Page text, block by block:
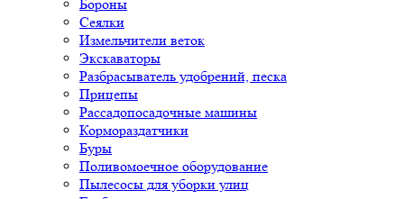
Бороны
Сеялки
Измельчители веток
Экскаваторы
Разбрасыватель удобрений, песка
Прицепы
Рассадопосадочные машины
Кормораздатчики
Буры
Поливомоечное оборудование
Пылесосы для уборки улиц